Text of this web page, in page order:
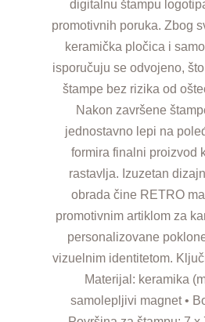
digitalnu štampu
promotivnih poruka. Zbog
keramička pločica i
isporučuju se odvojeno,
štampe bez rizika od
Nakon završene
jednostavno lepi na
formira finalni proizvod
rastavlja. Izuzetan
obrada čine RETRO
promotivnim artiklom za
personalizovane
vizuelnim identitetom.
Materijal: keramika
samolepljivi magnet •